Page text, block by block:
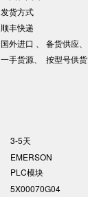
发货方式
顺丰快递
国外进口 、 备货供应、
一手货源、 按型号供货
3-5天
EMERSON
PLC模块
5X00070G04